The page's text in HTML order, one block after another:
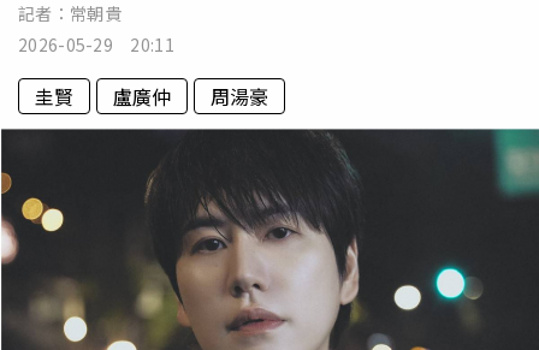
記者： 常朝貴
2026-05-29 20:11
圭賢 盧廣仲 周湯豪